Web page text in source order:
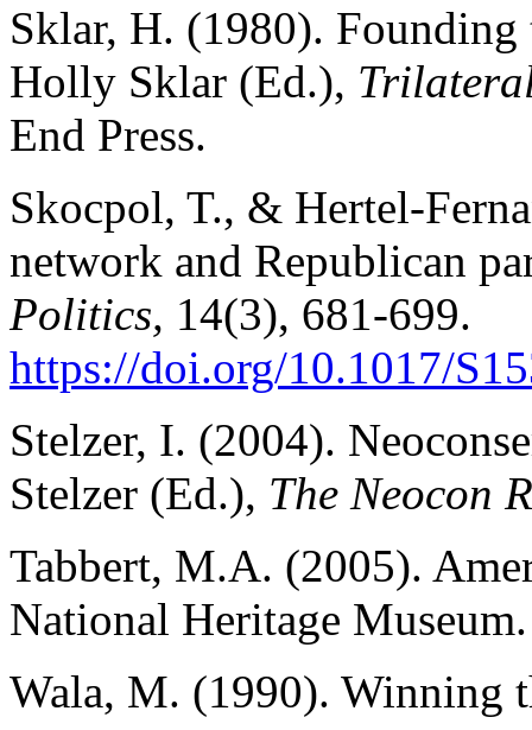
Sklar, H. (1980).
Holly Sklar (Ed.),
End Press.
Skocpol, T., & Hertel-
network and Republican
Politics, 14(3), 681-699.
https://doi.org/10.1017/
Stelzer, I. (2004).
Stelzer (Ed.), The Neocon
Tabbert, M.A. (2005).
National Heritage Museum.
Wala, M. (1990). Winning